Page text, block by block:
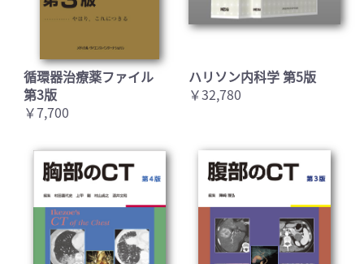
循環器治療薬ファイル
第3版
￥7,700
ハリソン内科学 第5版
￥32,780